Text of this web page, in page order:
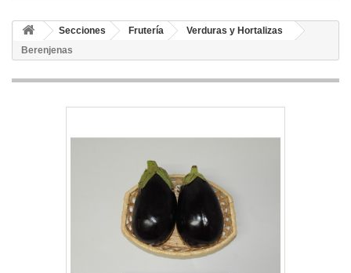
Secciones Frutería
Verduras y Hortalizas
Berenjenas